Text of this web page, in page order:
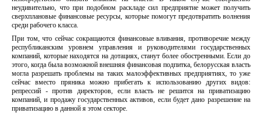
неудивительно, что при подобном раскладе сил предприятие может получить
сверхплановые финансовые ресурсы, которые помогут предотвратить волнения
среди рабочего класса.
При том, что сейчас сокращаются финансовые вливания, противоречие между
республиканским уровнем управления и руководителями государственных
компаний, которые находятся на дотациях, станут более обостренными. Если до
этого, когда была возможной внешняя финансовая подпитка, белорусская власть
могла разрешать проблемы на таких малоэффективных предприятиях, то уже
сейчас вместо пряника можно прибегать к использованию других видов:
репрессий - против директоров, если власть не решится на приватизацию
компаний, и продажу государственных активов, если будет дано разрешение на
приватизацию в данной я этом секторе.